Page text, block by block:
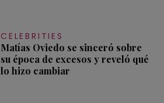
CELEBRITIES
Matías Oviedo se sinceró sobre
su época de excesos y reveló qué
lo hizo cambiar